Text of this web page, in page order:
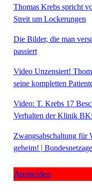
Thomas Krebs spricht
Streit um Lockerungen
Die Bilder, die man
passiert
Video Unzensiert!
seine kompletten
Video: T. Krebs 17
Verhalten der Klinik
Zwangsabschaltung für
geheim! |
Anmelden